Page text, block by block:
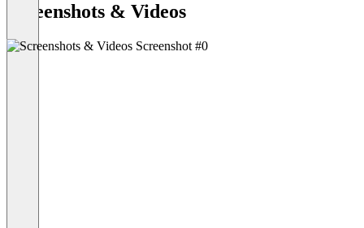
Screenshots & Videos